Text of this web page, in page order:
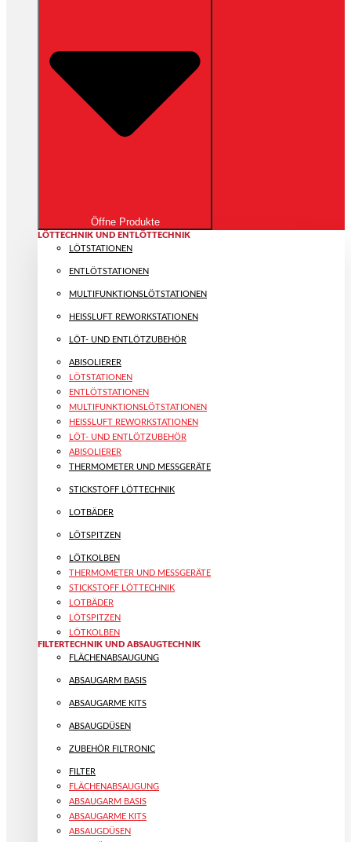
Öffne Produkte
LÖTTECHNIK UND ENTLÖTTECHNIK
LÖTSTATIONEN
ENTLÖTSTATIONEN
MULTIFUNKTIONS­LÖTSTATIONEN
HEISSLUFT REWORKSTATIONEN
LÖT- UND ENTLÖTZUBEHÖR
ABISOLIERER
LÖTSTATIONEN
ENTLÖTSTATIONEN
MULTIFUNKTIONS­LÖTSTATIONEN
HEISSLUFT REWORKSTATIONEN
LÖT- UND ENTLÖTZUBEHÖR
ABISOLIERER
THERMOMETER UND MESSGERÄTE
STICKSTOFF LÖTTECHNIK
LOTBÄDER
LÖTSPITZEN
LÖTKOLBEN
THERMOMETER UND MESSGERÄTE
STICKSTOFF LÖTTECHNIK
LOTBÄDER
LÖTSPITZEN
LÖTKOLBEN
FILTERTECHNIK UND ABSAUGTECHNIK
FLÄCHENABSAUGUNG
ABSAUGARM BASIS
ABSAUGARME KITS
ABSAUGDÜSEN
ZUBEHÖR FILTRONIC
FILTER
FLÄCHENABSAUGUNG
ABSAUGARM BASIS
ABSAUGARME KITS
ABSAUGDÜSEN